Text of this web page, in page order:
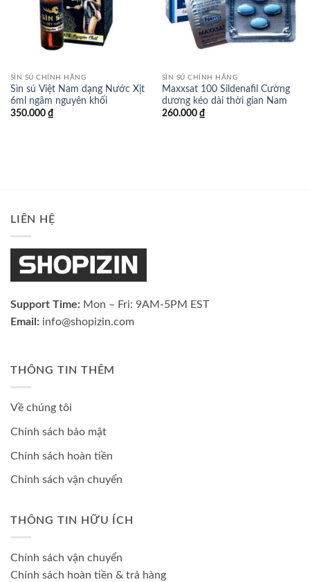
SÌN SÚ CHÍNH HÃNG
Sìn sú Việt Nam dạng Nước Xịt
6ml ngâm nguyên khối
350.000 ₫
SÌN SÚ CHÍNH HÃNG
Maxxsat 100 Sildenafil Cường
dương kéo dài thời gian Nam
260.000 ₫
LIÊN HỆ
Support Time: Mon – Fri: 9AM-5PM EST
Email: info@shopizin.com
THÔNG TIN THÊM
Về chúng tôi
Chính sách bảo mật
Chính sách hoàn tiền
Chính sách vận chuyển
THÔNG TIN HỮU ÍCH
Chính sách vận chuyển
Chính sách hoàn tiền & trả hàng